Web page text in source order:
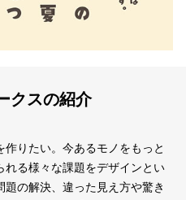
クスの紹介
りたい。今あるモノをもっと
れる様々な課題をデザインとい
の解決、違った見え方や驚き